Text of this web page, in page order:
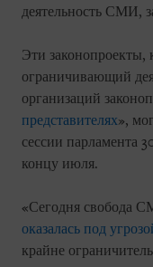
деятельность СМИ,
Эти законопроекты,
ограничивающий
организаций
представителях»,
сессии парламента
концу июля.
«Сегодня свобода
оказалась под
крайне